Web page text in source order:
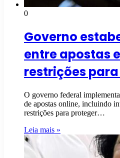
0
Governo
entre apostas
restrições
O governo federal
de apostas online, incluindo
restrições para proteger…
Leia mais »